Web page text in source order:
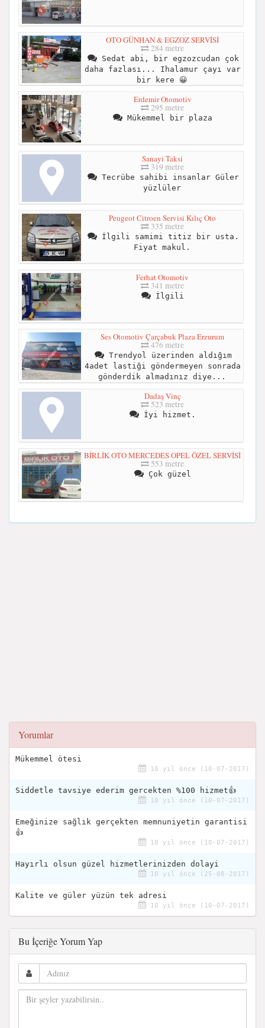
OTO GÜNHAN & EGZOZ SERVİSİ
284 metre
Sedat abi, bir egzozcudan çok
daha fazlası... Ihalamur çayı var
bir kere 😀
Erdemir Otomotiv
295 metre
Mükemmel bir plaza
Sanayi Taksi
319 metre
Tecrübe sahibi insanlar Güler
yüzlüler
Peugeot Citroen Servisi Kılıç Oto
335 metre
İlgili samimi titiz bir usta.
Fiyat makul.
Ferhat Otomotiv
341 metre
İlgili
Ses Otomotiv Çarçabuk Plaza Erzurum
476 metre
Trendyol üzerinden aldığım
4adet lastiği göndermeyen sonrada
gönderdik almadınız diye...
Dadaş Vinç
523 metre
İyi hizmet.
BİRLİK OTO MERCEDES OPEL ÖZEL SERVİSİ
553 metre
Çok güzel
Yorumlar
Mükemmel ötesi
10 yıl önce (10-07-2017)
Siddetle tavsiye ederim gercekten %100 hizmet👍
10 yıl önce (10-07-2017)
Emeğinize sağlık gerçekten memnuniyetin garantisi
👍
10 yıl önce (10-07-2017)
Hayırlı olsun güzel hizmetlerinizden dolayi
10 yıl önce (25-08-2017)
Kalite ve güler yüzün tek adresi
10 yıl önce (10-07-2017)
Bu İçeriğe Yorum Yap